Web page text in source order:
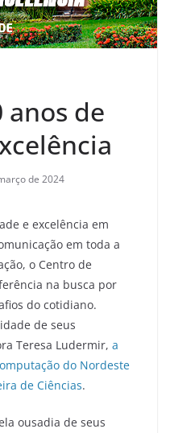
anos de
de 2024
e excelência em
em toda a
o Centro de
na busca por
do cotidiano.
de seus
Teresa Ludermir, a
do Nordeste
de Ciências.
ousadia de seus